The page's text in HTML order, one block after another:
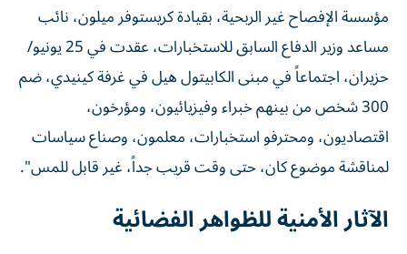
مؤسسة الإفصاح غير الربحية، بقيادة كريستوفر ميلون، نائب
مساعد وزير الدفاع السابق للاستخبارات، عقدت في 25 يونيو/
حزيران، اجتماعاً في مبنى الكابيتول هيل في غرفة كينيدي، ضم
300 شخص من بينهم خبراء وفيزيائيون، ومؤرخون،
اقتصاديون، ومحترفو استخبارات، معلمون، وصناع سياسات
لمناقشة موضوع كان، حتى وقت قريب جداً، غير قابل للمس".
الآثار الأمنية للظواهر الفضائية